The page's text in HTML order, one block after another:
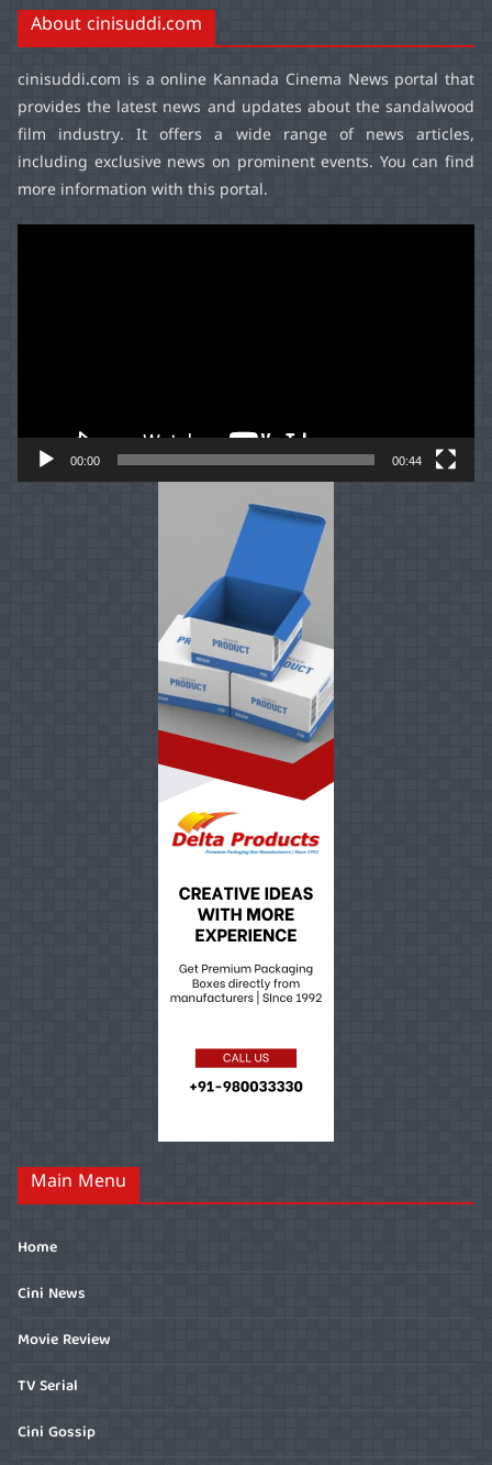
About cinisuddi.com
cinisuddi.com is a online Kannada Cinema News portal that
provides the latest news and updates about the sandalwood
film industry. It offers a wide range of news articles,
including exclusive news on prominent events. You can find
more information with this portal.
00:00 00:44
Main Menu
Home
Cini News
Movie Review
TV Serial
Cini Gossip